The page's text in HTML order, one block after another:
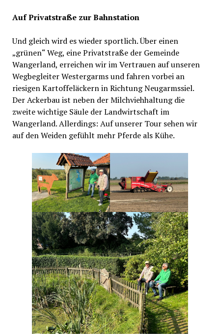
Auf Privatstraße zur Bahnstation
Und gleich wird es wieder sportlich. Über einen
„grünen“ Weg, eine Privatstraße der Gemeinde
Wangerland, erreichen wir im Vertrauen auf unseren
Wegbegleiter Westergarms und fahren vorbei an
riesigen Kartoffeläckern in Richtung Neugarmssiel.
Der Ackerbau ist neben der Milchviehhaltung die
zweite wichtige Säule der Landwirtschaft im
Wangerland. Allerdings: Auf unserer Tour sehen wir
auf den Weiden gefühlt mehr Pferde als Kühe.